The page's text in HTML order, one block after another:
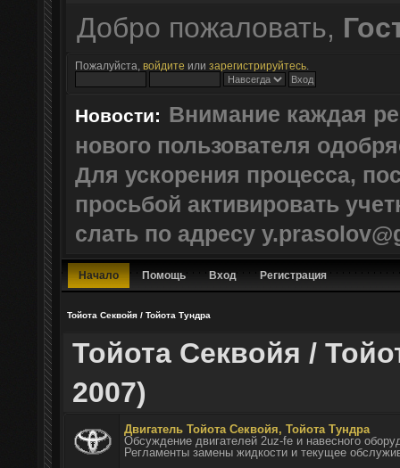
Добро пожаловать,
Пожалуйста,войдите илизарегистрируйтесь
Новости: Внимание каждая
нового пользователя
Для ускорения процесса,
просьбой активировать
слать по адресу
Начало Помощь Вход Регистрация
Тойота Секвойя / Тойота Тундра
Тойота Секвойя /
2007)
Двигатель Тойота Секвойя, Тойота Тундра
Обсуждение двигателей 2uz-fe и навесного
Регламенты замены жидкости и текущее